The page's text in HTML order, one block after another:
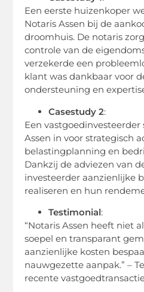
Een eerste huizenkoper
Notaris Assen bij de
droomhuis. De notaris
controle van de
verzekerde een
klant was dankbaar voor
ondersteuning en
Casestudy 2:
Een vastgoedinvesteerder
Assen in voor strategisch
belastingplanning en
Dankzij de adviezen van
investeerder aanzienlijke
realiseren en hun
Testimonial:
“Notaris Assen heeft niet
soepel en transparant
aanzienlijke kosten
nauwgezette aanpak.” –
recente